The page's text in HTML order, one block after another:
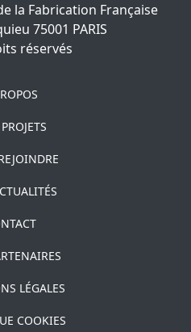
la Fabrication Française
75001 PARIS
réservés
LÉGALES
COOKIES